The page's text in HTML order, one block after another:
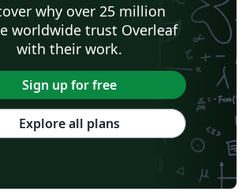
why over 25 million
worldwide trust Overleaf
with their work.
Sign up for free
Explore all plans